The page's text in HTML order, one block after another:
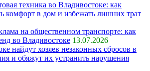
техника во Владивостоке: как
комфорт в дом и избежать лишних трат
на общественном транспорте: как
во Владивостоке 13.07.2026
найдут хозяев незаконных сбросов в
и обяжут их устранить нарушения